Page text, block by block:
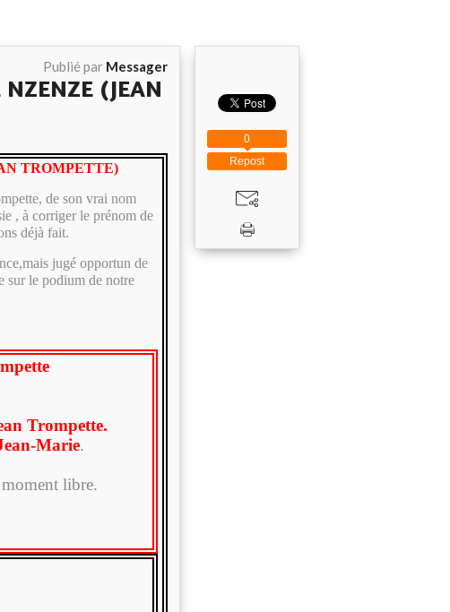
Publié par Messager
NZENZE (JEAN
TROMPETTE)
de son vrai nom
, à corriger le prénom de
déjà fait.
jugé opportun de
sur le podium de notre
Trompette.
Marie.
libre.
Repost
0